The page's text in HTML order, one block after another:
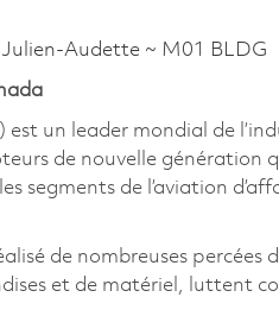
Audette ~ M01 BLDG
un leader mondial de
de nouvelle génération
segments de l’aviation
de nombreuses
et de matériel, luttent